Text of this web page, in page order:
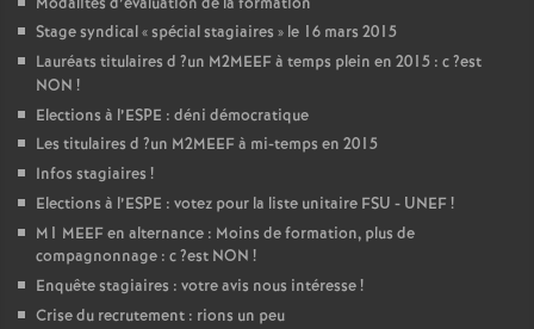
Stage syndical «spécial stagiaires » le 16 mars 2015
Lauréats titulaires d ?un M2MEEFà temps plein en 2015 : c?est
NON !
Elections à l’ESPE : déni démocratique
Les titulaires d ?un M2MEEFà mi-temps en 2015
Infos stagiaires !
Elections à l’ESPE : votez pour la liste unitaire FSU - UNEF!
M1 MEEFen alternance : Moins de formation, plus de
compagnonnage : c?est NON !
Enquête stagiaires : votre avis nous intéresse!
Crise du recrutement : rions un peu